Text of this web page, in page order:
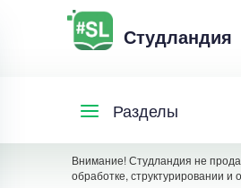
Студландия
Разделы
Внимание! Студландия не
обработке, структурировании